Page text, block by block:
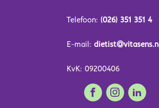
Telefoon: (026) 351 351 4
E-mail: dietist@vitasens.nl
KvK: 09200406